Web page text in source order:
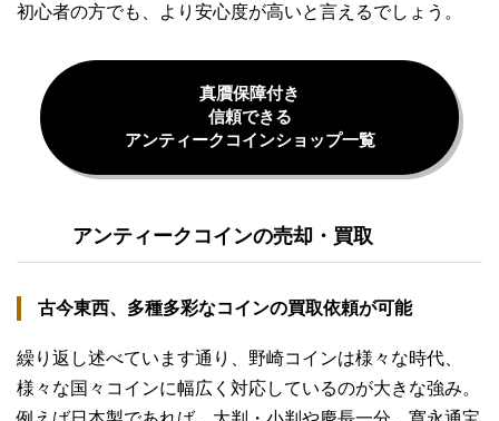
初心者の方でも、より安心度が高いと言えるでしょう。
真贋保障付き
信頼できる
アンティークコインショップ一覧
アンティークコインの売却・買取
古今東西、多種多彩なコインの買取依頼が可能
繰り返し述べています通り、野崎コインは様々な時代、
様々な国々コインに幅広く対応しているのが大きな強み。